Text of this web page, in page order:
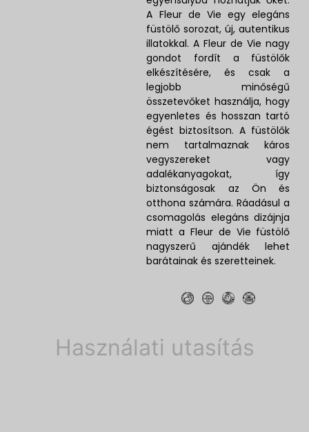
Használati utasítás
A Fleur de Vie egy elegáns
füstölő sorozat, új, autentikus
illatokkal. A Fleur de Vie nagy
gondot fordít a füstölők
elkészítésére, és csak a
legjobb minőségű
összetevőket használja, hogy
egyenletes és hosszan tartó
égést biztosítson. A füstölők
nem tartalmaznak káros
vegyszereket vagy
adalékanyagokat, így
biztonságosak az Ön és
otthona számára. Ráadásul a
csomagolás elegáns dizájnja
miatt a Fleur de Vie füstölő
nagyszerű ajándék lehet
barátainak és szeretteinek.